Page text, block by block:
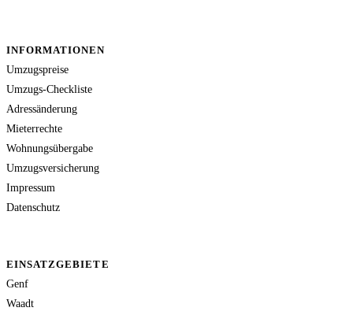
INFORMATIONEN
Umzugspreise
Umzugs-Checkliste
Adressänderung
Mieterrechte
Wohnungsübergabe
Umzugsversicherung
Impressum
Datenschutz
EINSATZGEBIETE
Genf
Waadt